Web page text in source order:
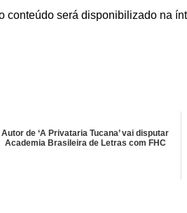
conteúdo será disponibilizado na
Autor de ‘A Privataria Tucana’ vai disputar
Academia Brasileira de Letras com FHC